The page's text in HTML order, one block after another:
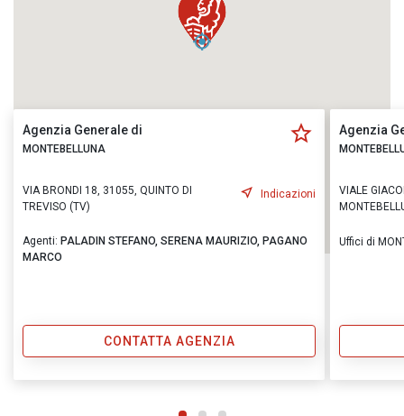
Agenzia Generale di
MONTEBELLUNA
VIA BRONDI 18, 31055, QUINTO DI
TREVISO (TV)
Indicazioni
Agenti: PALADIN STEFANO, SERENA MAURIZIO, PAGANO
MARCO
CONTATTA AGENZIA
Agenzia
VIALE
Uffici di